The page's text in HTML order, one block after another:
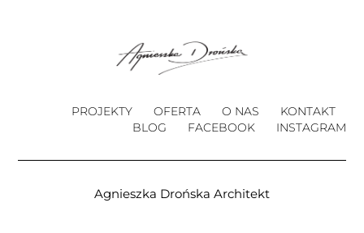
PROJEKTY OFERTA O NAS
KONTAKT
BLOG
FACEBOOK INSTAGRAM
Agnieszka Drońska Architekt